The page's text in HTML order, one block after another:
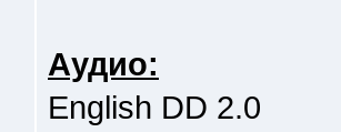
Аудио:
English DD 2.0